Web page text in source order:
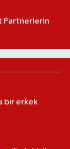
Partnerlerin
bir erkek